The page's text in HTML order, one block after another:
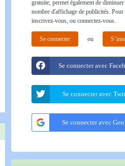
gratuite, permet également de
nombre d'affichage de publicités. Pour
inscrivez-vous, ou connectez-vous.
Se connecter ou
Se connecter avec
Se connecter avec
Se connecter avec